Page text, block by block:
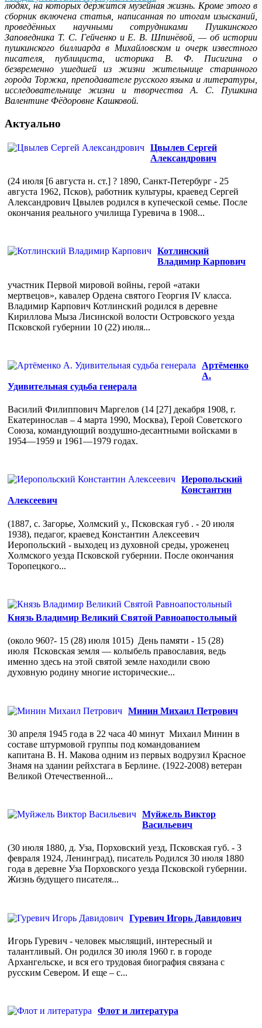
людях, на которых держится музейная жизнь. Кроме этого в
сборник включена статья, написанная по итогам изысканий,
проведённых научными сотрудниками Пушкинского
Заповедника Т. С. Гейченко и Е. В. Шпинёвой, — об истории
пушкинского биллиарда в Михайловском и очерк известного
писателя, публициста, историка В. Ф. Писигина о
безвременно ушедшей из жизни жительнице старинного
города Торжка, преподавателе русского языка и литературы,
исследовательнице жизни и творчества А. С. Пушкина
Валентине Фёдоровне Кашковой.
Актуально
Цвылев Сергей
Александрович
(24 июля [6 августа н. ст.] ? 1890, Санкт-Петербург - 25
августа 1962, Псков), работник культуры, краевед Сергей
Александрович Цвылев родился в купеческой семье. После
окончания реального училища Гуревича в 1908...
Котлинский
Владимир Карпович
участник Первой мировой войны, герой «атаки
мертвецов», кавалер Ордена святого Георгия IV класса.
Владимир Карпович Котлинский родился в деревне
Кириллова Мыза Лисинской волости Островского уезда
Псковской губернии 10 (22) июля...
Артёменко
А.
Удивительная судьба генерала
Василий Филиппович Маргелов (14 [27] декабря 1908, г.
Екатеринослав – 4 марта 1990, Москва), Герой Советского
Союза, командующий воздушно-десантными войсками в
1954—1959 и 1961—1979 годах.
Иеропольский
Константин
Алексеевич
(1887, с. Загорье, Холмский у., Псковская губ . - 20 июля
1938), педагог, краевед Константин Алексеевич
Иеропольский - выходец из духовной среды, уроженец
Холмского уезда Псковской губернии. После окончания
Торопецкого...
Князь Владимир Великий Святой Равноапостольный
(около 960?- 15 (28) июля 1015) День памяти - 15 (28)
июля Псковская земля — колыбель православия, ведь
именно здесь на этой святой земле находили свою
духовную родину многие исторические...
Минин Михаил Петрович
30 апреля 1945 года в 22 часа 40 минут Михаил Минин в
составе штурмовой группы под командованием
капитана В. Н. Макова одним из первых водрузил Красное
Знамя на здании рейхстага в Берлине. (1922-2008) ветеран
Великой Отечественной...
Муйжель Виктор
Васильевич
(30 июля 1880, д. Уза, Порховский уезд, Псковская губ. - 3
февраля 1924, Ленинград), писатель Родился 30 июля 1880
года в деревне Уза Порховского уезда Псковской губернии.
Жизнь будущего писателя...
Гуревич Игорь Давидович
Игорь Гуревич - человек мыслящий, интересный и
талантливый. Он родился 30 июля 1960 г. в городе
Архангельске, и вся его трудовая биография связана с
русским Севером. И еще – с...
Флот и литература